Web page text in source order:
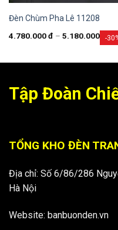
-
Đèn Chùm Pha Lê 11208
4.780.000đ – 5.180.000
Tập Đoàn
TỔNG KHO ĐÈN
Địa chỉ: Số 6/86/286
Hà Nội
Website: banbuonden.vn